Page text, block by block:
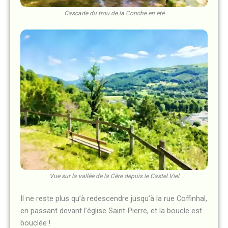
Cascade du trou de la Conche en été
Vue sur la vallée de la Cère depuis le Castel Viel
Il ne reste plus qu’à redescendre jusqu’à la rue Coffinhal,
en passant devant l’église Saint-Pierre, et la boucle est
bouclée !